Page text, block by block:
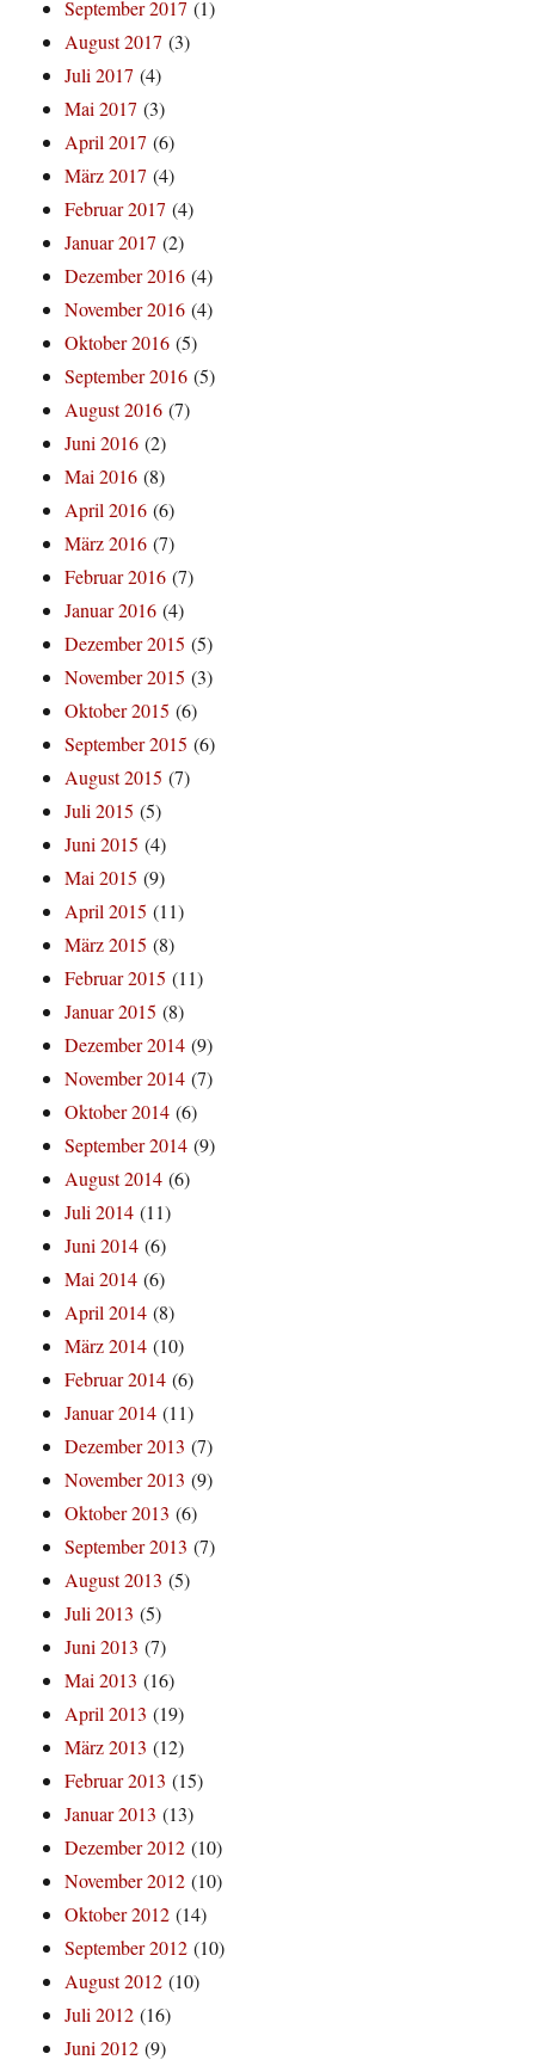
September 2017 (1)
August 2017 (3)
Juli 2017 (4)
Mai 2017 (3)
April 2017 (6)
März 2017 (4)
Februar 2017 (4)
Januar 2017 (2)
Dezember 2016 (4)
November 2016 (4)
Oktober 2016 (5)
September 2016 (5)
August 2016 (7)
Juni 2016 (2)
Mai 2016 (8)
April 2016 (6)
März 2016 (7)
Februar 2016 (7)
Januar 2016 (4)
Dezember 2015 (5)
November 2015 (3)
Oktober 2015 (6)
September 2015 (6)
August 2015 (7)
Juli 2015 (5)
Juni 2015 (4)
Mai 2015 (9)
April 2015 (11)
März 2015 (8)
Februar 2015 (11)
Januar 2015 (8)
Dezember 2014 (9)
November 2014 (7)
Oktober 2014 (6)
September 2014 (9)
August 2014 (6)
Juli 2014 (11)
Juni 2014 (6)
Mai 2014 (6)
April 2014 (8)
März 2014 (10)
Februar 2014 (6)
Januar 2014 (11)
Dezember 2013 (7)
November 2013 (9)
Oktober 2013 (6)
September 2013 (7)
August 2013 (5)
Juli 2013 (5)
Juni 2013 (7)
Mai 2013 (16)
April 2013 (19)
März 2013 (12)
Februar 2013 (15)
Januar 2013 (13)
Dezember 2012 (10)
November 2012 (10)
Oktober 2012 (14)
September 2012 (10)
August 2012 (10)
Juli 2012 (16)
Juni 2012 (9)